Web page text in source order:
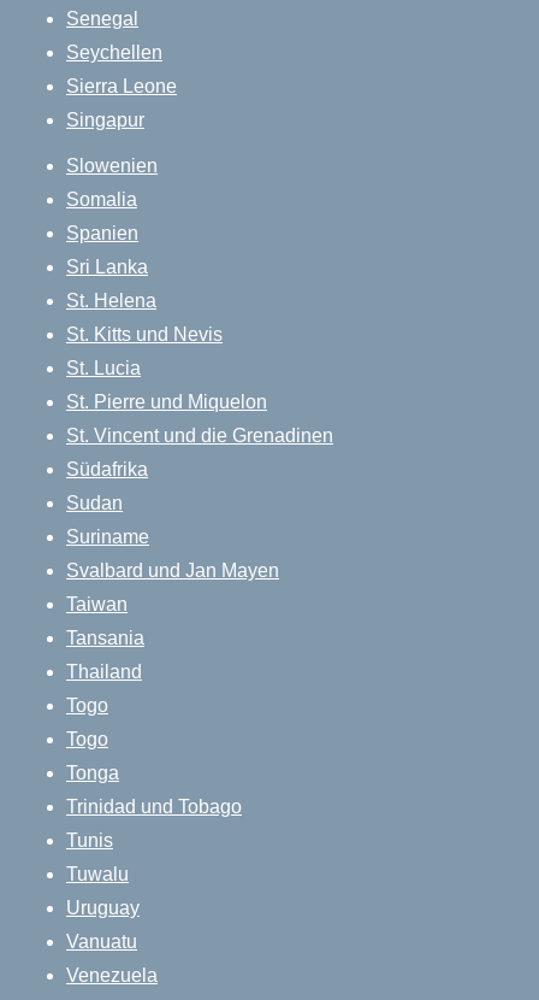
Senegal
Seychellen
Sierra Leone
Singapur
Slowenien
Somalia
Spanien
Sri Lanka
St. Helena
St. Kitts und Nevis
St. Lucia
St. Pierre und Miquelon
St. Vincent und die Grenadinen
Südafrika
Sudan
Suriname
Svalbard und Jan Mayen
Taiwan
Tansania
Thailand
Togo
Togo
Tonga
Trinidad und Tobago
Tunis
Tuwalu
Uruguay
Vanuatu
Venezuela